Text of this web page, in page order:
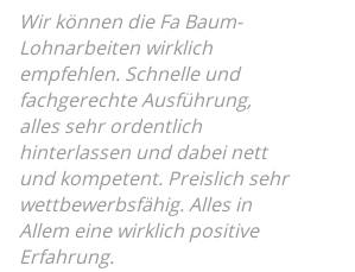
Wir können die Fa Baum-
Lohnarbeiten wirklich
empfehlen. Schnelle und
fachgerechte Ausführung,
alles sehr ordentlich
hinterlassen und dabei nett
und kompetent. Preislich sehr
wettbewerbsfähig. Alles in
Allem eine wirklich positive
Erfahrung.